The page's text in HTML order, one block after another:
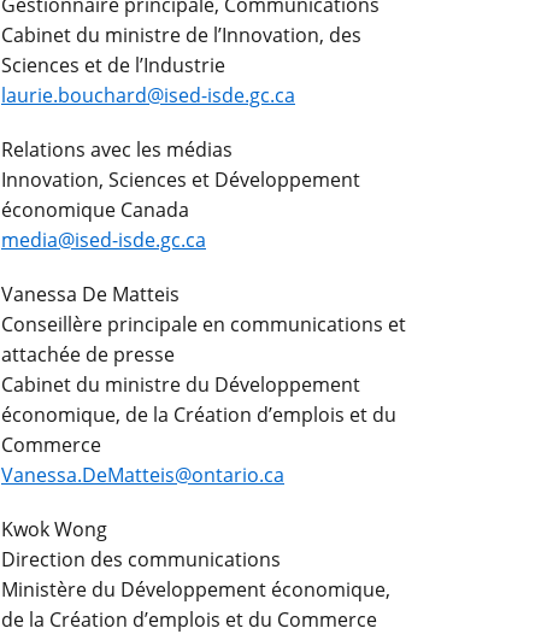
Cabinet du ministre de l’Innovation, des
Sciences et de l’Industrie
laurie.bouchard@ised-isde.gc.ca
Relations avec les médias
Innovation, Sciences et Développement
économique Canada
media@ised-isde.gc.ca
Vanessa De Matteis
Conseillère principale en communications et
attachée de presse
Cabinet du ministre du Développement
économique, de la Création d’emplois et du
Commerce
Vanessa.DeMatteis@ontario.ca
Kwok Wong
Direction des communications
Ministère du Développement économique,
de la Création d’emplois et du Commerce